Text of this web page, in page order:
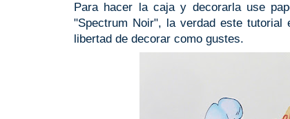
Para hacer la caja y decorarla use
"Spectrum Noir", la verdad este
libertad de decorar como gustes.